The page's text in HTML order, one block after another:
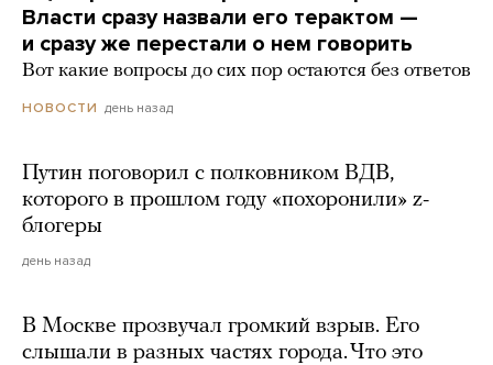
Власти сразу назвали его терактом —
и сразу же перестали о нем говорить
Вот какие вопросы до сих пор остаются без ответов
НОВОСТИ день назад
Путин поговорил с полковником ВДВ,
которого в прошлом году «похоронили» z-
блогеры
день назад
В Москве прозвучал громкий взрыв. Его
слышали в разных частях города. Что это